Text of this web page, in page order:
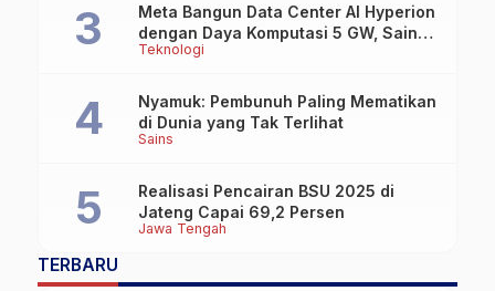
Teknologi
Meta Bangun Data Center AI Hyperion
dengan Daya Komputasi 5 GW, Saingi
OpenAI dan Google
Sains
Nyamuk: Pembunuh Paling Mematikan
di Dunia yang Tak Terlihat
Jawa Tengah
Realisasi Pencairan BSU 2025 di
Jateng Capai 69,2 Persen
TERBARU